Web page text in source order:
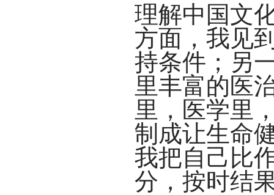
理解中国文
方面，我见
持条件；另
里丰富的医
里，医学里
制成让生命
我把自己比
分，按时结